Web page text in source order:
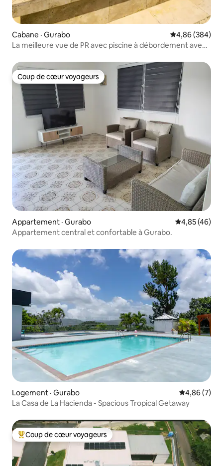
Cabane · Gurabo Note
4,86 (384)
La meilleure vue de PR avec piscine à débordement avec
Coup de cœur voyageurs
Coup de cœur voyageurs
Appartement · Gurabo Note
4,85 (46)
Appartement central et confortable à Gurabo.
Logement · Gurabo Note
4,86 (7)
La Casa de La Hacienda - Spacious Tropical Getaway
Coup de cœur voyageurs parmi les plus aimés
Coup de cœur voyageurs